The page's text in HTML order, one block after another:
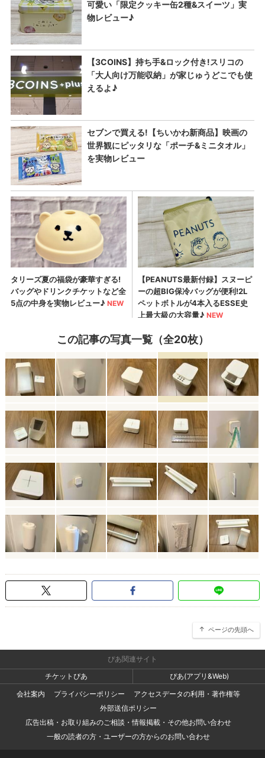
この記事の写真一覧（全20枚）
ページの先頭へ
ぴあ関連サイト
チケットぴあ
ぴあ(アプリ&Web)
会社案内
プライバシーポリシー
アクセスデータの利用・著作権等
外部送信ポリシー
広告出稿・お取り組みのご相談・情報掲載・その他お問い合わせ
一般の読者の方・ユーザーの方からのお問い合わせ